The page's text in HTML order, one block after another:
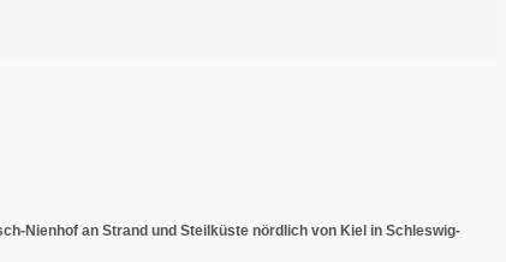
Nienhof an Strand und Steilküste nördlich von Kiel in Schleswig-